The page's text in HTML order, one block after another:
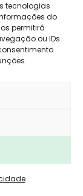
tecnologias
do
permitirá
ou IDs
nacional)